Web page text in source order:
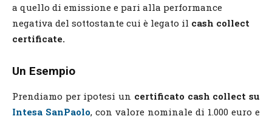
a quello di emissione e pari alla performance
negativa del sottostante cui è legato il cash collect
certificate.
Un Esempio
Prendiamo per ipotesi un certificato cash collect su
Intesa SanPaolo, con valore nominale di 1.000 euro e